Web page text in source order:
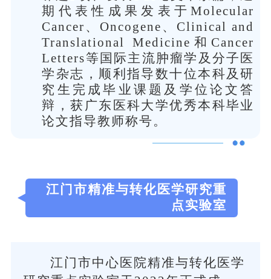
期代表性成果发表于Molecular
Cancer、Oncogene、Clinical and
Translational Medicine和Cancer
Letters等国际主流肿瘤学及分子医
学杂志，顺利指导数十位本科及研
究生完成毕业课题及学位论文答
辩，获广东医科大学优秀本科毕业
论文指导教师称号。
江门市精准与转化医学研究重
点实验室
江门市中心医院精准与转化医学